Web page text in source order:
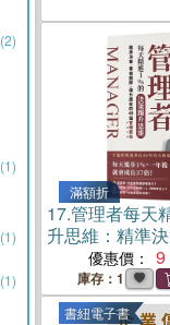
(2)
(1)
(1)
(1)
滿額折
17.管理者每天
升思維：精準
隊、強化績效
優惠價： 9
庫存：1
書紐電子書